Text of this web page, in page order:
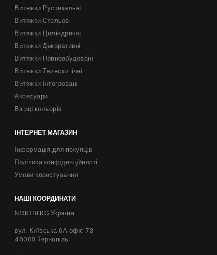
Витяжки Рустикальні
Витяжки Стельові
Витяжки Циліндричні
Витяжки Декоративні
Витяжки Повновбудовані
Витяжки Телескопічні
Витяжки Інтегровані
Аксесуари
Взірці кольорів
ІНТЕРНЕТ МАГАЗИН
Інформація для покупців
Політика конфіденційності
Умови користування
НАШІ КООРДИНАТИ
NORTBERG Україна
вул. Київська 6А офіс 73
46000 Тернопіль